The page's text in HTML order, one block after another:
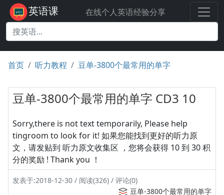
英语课 在线个人英语经验分享
首页 听力教程 豆单-3800个最常用的单字
豆单-3800个最常用的单字 CD3 10
Sorry,there is not text temporarily, Please help
tingroom to look for it! 如果您能找到更好的听力原
文，请发贴到 听力原文收集区 ，您将会获得 10 到 30 积
分的奖励 ! Thank you ！
发表于:2018-12-30 / 阅读(326) / 评论(0)
豆单-3800个最常用的单字